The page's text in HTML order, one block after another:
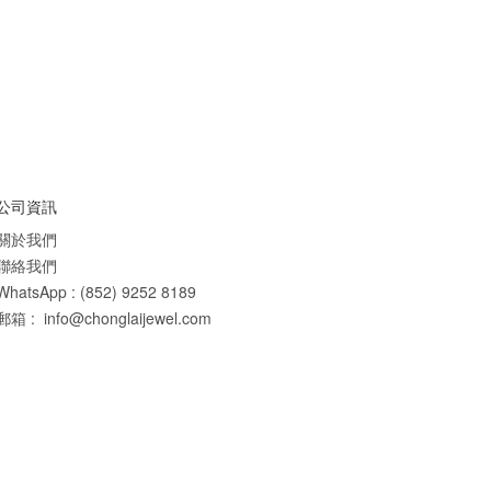
司資訊
於我們
絡我們
: (852) 9252 8189
箱 : info@chonglaijewel.com